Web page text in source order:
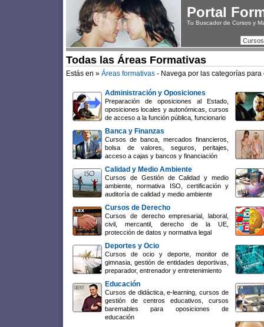
Portal
Tu Buscador de Cursos y
Todas las Áreas Formativas
Estás en » Áreas formativas - Navega por las categorías
Administración y Oposiciones
Preparación de oposiciones al Estado,
oposiciones locales y autonómicas, cursos
de acceso a la función pública, funcionario
Banca y Finanzas
Cursos de banca, mercados financieros,
bolsa de valores, seguros, peritajes,
acceso a cajas y bancos y financiación
Calidad y Medio Ambiente
Cursos de Gestión de Calidad y medio
ambiente, normativa ISO, certificación y
auditoría de calidad y medio ambiente
Cursos de Derecho
Cursos de derecho empresarial, laboral,
civil, mercantil, derecho de la UE,
protección de datos y normativa legal
Deportes y Ocio
Cursos de ocio y deporte, monitor de
gimnasia, gestión de entidades deportivas,
preparador, entrenador y entretenimiento
Educación
Cursos de didáctica, e-learning, cursos de
gestión de centros educativos, cursos
baremables para oposiciones de
educación